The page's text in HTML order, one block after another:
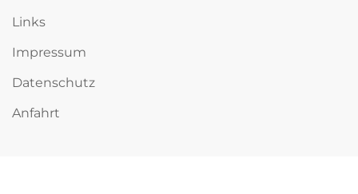
Links
Impressum
Datenschutz
Anfahrt